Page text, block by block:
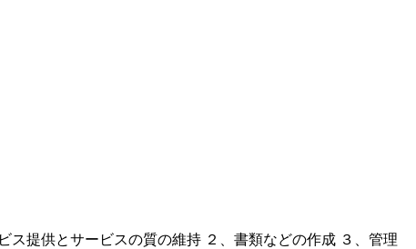
提供とサービスの質の維持 ２、書類などの作成 ３、管理